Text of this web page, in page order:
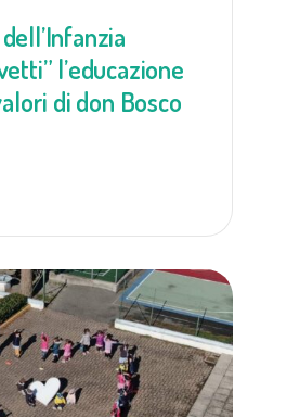
l’educazione
di don Bosco